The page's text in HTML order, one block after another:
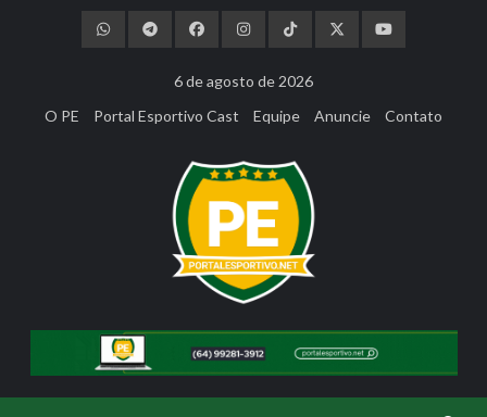
6 de agosto de 2026
O PE
Portal Esportivo Cast Equipe Anuncie Contato